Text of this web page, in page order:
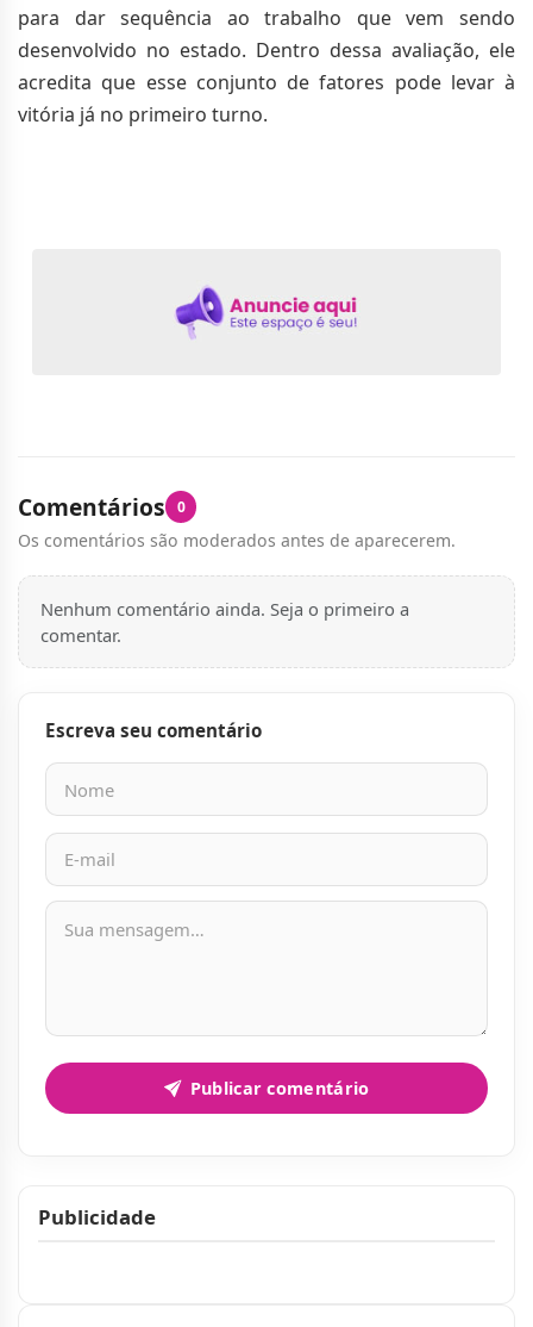
para dar sequência ao trabalho que vem sendo
desenvolvido no estado. Dentro dessa avaliação, ele
acredita que esse conjunto de fatores pode levar à
vitória já no primeiro turno.
Comentários 0
Os comentários são moderados antes de aparecerem.
Nenhum comentário ainda. Seja o primeiro a
comentar.
Escreva seu comentário
Nome
E-mail
Mensagem
Publicar comentário
Publicidade